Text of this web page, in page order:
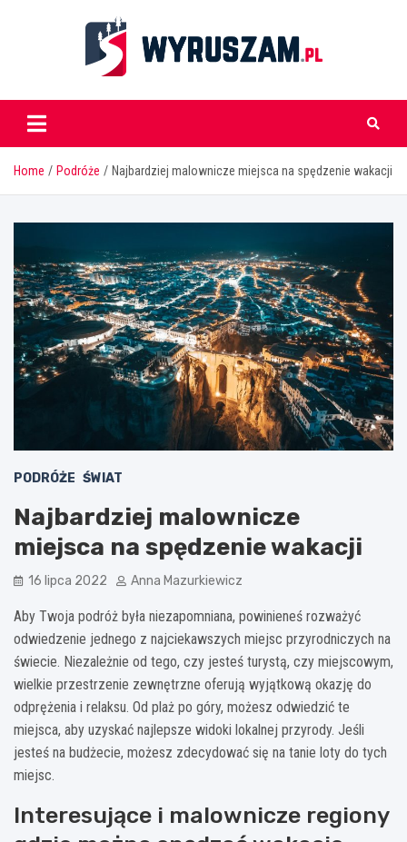
wyruszam.pl
Home Podróże Najbardziej malownicze miejsca na spędzenie wakacji
PODRÓŻE ŚWIAT
Najbardziej malownicze
miejsca na spędzenie wakacji
16 lipca 2022 Anna Mazurkiewicz
Aby Twoja podróż była niezapomniana, powinieneś rozważyć
odwiedzenie jednego z najciekawszych miejsc przyrodniczych na
świecie. Niezależnie od tego, czy jesteś turystą, czy miejscowym,
wielkie przestrzenie zewnętrzne oferują wyjątkową okazję do
odprężenia i relaksu. Od plaż po góry, możesz odwiedzić te
miejsca, aby uzyskać najlepsze widoki lokalnej przyrody. Jeśli
jesteś na budżecie, możesz zdecydować się na tanie loty do tych
miejsc.
Interesujące i malownicze regiony